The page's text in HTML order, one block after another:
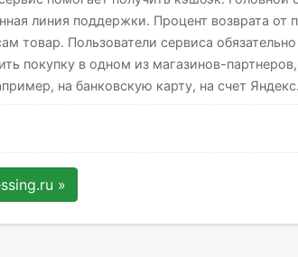
линия поддержки. Процент возврата
товар. Пользователи сервиса
покупку в одном из магазинов-
на банковскую карту, на счет
»